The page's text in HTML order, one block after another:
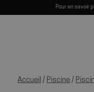
Pour en savoir
Accueil / Piscine /